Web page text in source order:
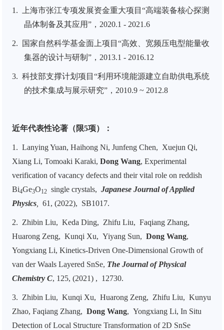
1.
上海市张江专项发展资金重大项目“高端装备核心探测
晶体制备及其应用”， 2020.1 - 2021.6
2.
国家自然科学基金面上项目“高效、宽频压电型能量收
集器的设计与研制”， 2013.1 - 2016.12
3. 科技部支撑计划项目“利用环境能源建立自助供电系统
的技术集成与展示研究”， 2010.9 ~ 2012.8
近年代表性论著（限5项）：
1. Lanying Yuan, Haihong Ni, Junfeng Chen, Xuejun Qi,
Xiang Li, Tomoaki Karaki, Dong Wang, Experimental
verification of vacancy defects and their vital role on reddish
Bi4Ge3O12 single crystals, Japanese Journal ofApplied
Physics
61, (2022), SB1017.
2. Zhibin Liu, Keda Ding, Zhifu Liu, Faqiang Zhang,
Huarong Zeng, Kunqi Xu, Yiyang Sun, Dong Wang,
Yongxiang Li, Kinetics-Driven One-Dimensional Growth of
van der Waals Layered SnSe, The Journal of Physical
Chemistry C, 125, (2021) , 12730.
3. Zhibin Liu, Kunqi Xu, Huarong Zeng, Zhifu Liu, Kunyu
Zhao, Faqiang Zhang, Dong Wang, Yongxiang Li, In Situ
Detection of Local Structure Transformation of 2D SnSe